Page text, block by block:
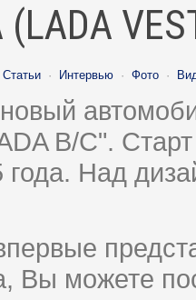
Статьи · Интервью · Фото ·
B/C".
года. Над
Вы можете